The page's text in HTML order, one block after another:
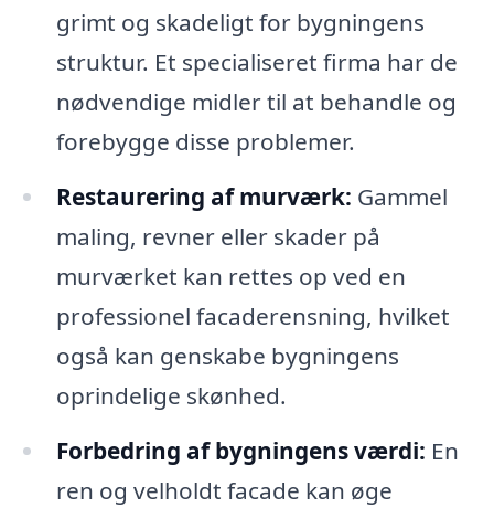
grimt og skadeligt for bygningens
struktur. Et specialiseret firma har de
nødvendige midler til at behandle og
forebygge disse problemer.
Restaurering af murværk: Gammel
maling, revner eller skader på
murværket kan rettes op ved en
professionel facaderensning, hvilket
også kan genskabe bygningens
oprindelige skønhed.
Forbedring af bygningens værdi: En
ren og velholdt facade kan øge